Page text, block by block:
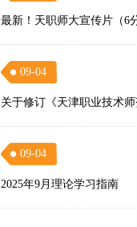
最新！天职师大宣传片（6
09-04
关于修订《天津职业技术
09-04
2025年9月理论学习指南